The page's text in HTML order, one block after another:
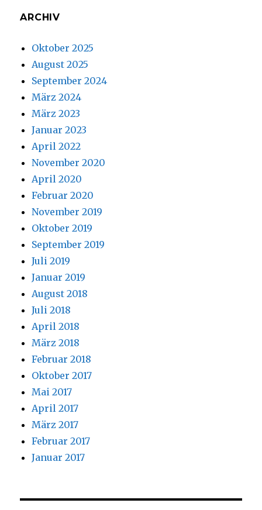
ARCHIV
Oktober 2025
August 2025
September 2024
März 2024
März 2023
Januar 2023
April 2022
November 2020
April 2020
Februar 2020
November 2019
Oktober 2019
September 2019
Juli 2019
Januar 2019
August 2018
Juli 2018
April 2018
März 2018
Februar 2018
Oktober 2017
Mai 2017
April 2017
März 2017
Februar 2017
Januar 2017